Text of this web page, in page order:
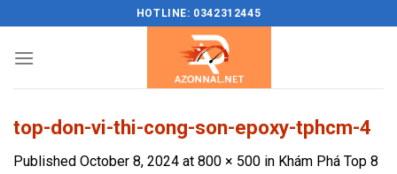
content
HOTLINE: 0342312445
top-don-vi-thi-cong-son-epoxy-tphcm-4
Published October 8, 2024 at 800 × 500 in Khám Phá Top 8